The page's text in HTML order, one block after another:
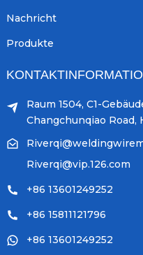
Nachricht
Produkte
Raum 1504, C1-
Changchunqiao Road,
Riverqi@vip.126.com
+86 13601249252
+86 15811121796
+86 13601249252